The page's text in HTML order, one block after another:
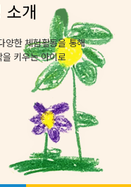
소개
양한 체험활동을 통해
키우는 아이로